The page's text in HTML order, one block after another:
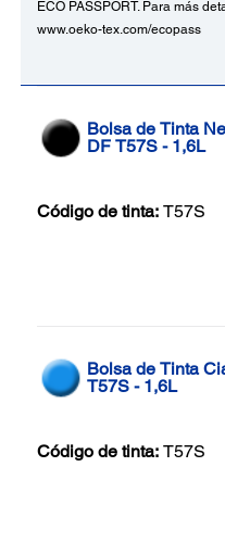
ECO PASSPORT. Para más
www.oeko-tex.com/ecopass
Bolsa de Tinta
DF T57S - 1,6L
Código de tinta: T57S
Bolsa de Tinta
T57S - 1,6L
Código de tinta: T57S